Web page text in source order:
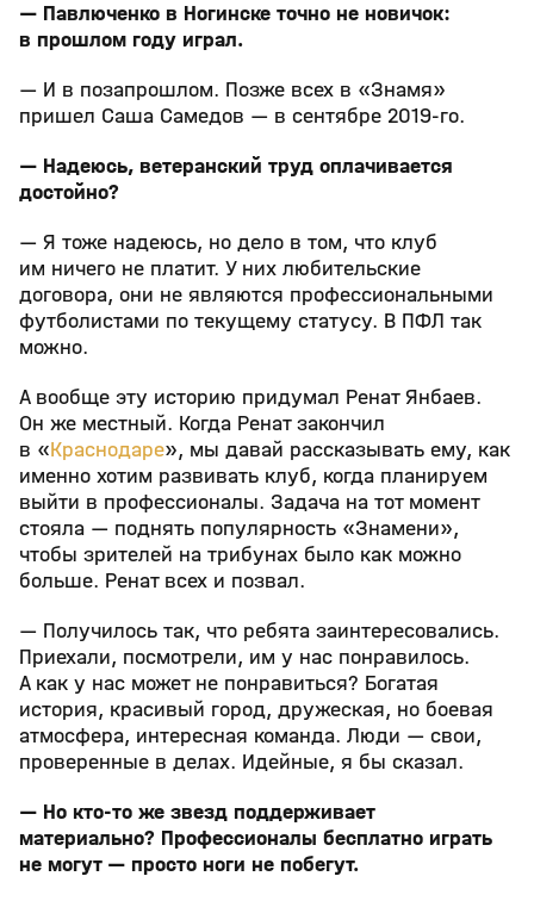
— Павлюченко в Ногинске точно не новичок:
в прошлом году играл.
— И в позапрошлом. Позже всех в «Знамя»
пришел Саша Самедов — в сентябре 2019-го.
— Надеюсь, ветеранский труд оплачивается
достойно?
— Я тоже надеюсь, но дело в том, что клуб
им ничего не платит. У них любительские
договора, они не являются профессиональными
футболистами по текущему статусу. В ПФЛ так
можно.
А вообще эту историю придумал Ренат Янбаев.
Он же местный. Когда Ренат закончил
в «Краснодаре», мы давай рассказывать ему, как
именно хотим развивать клуб, когда планируем
выйти в профессионалы. Задача на тот момент
стояла — поднять популярность «Знамени»,
чтобы зрителей на трибунах было как можно
больше. Ренат всех и позвал.
— Получилось так, что ребята заинтересовались.
Приехали, посмотрели, им у нас понравилось.
А как у нас может не понравиться? Богатая
история, красивый город, дружеская, но боевая
атмосфера, интересная команда. Люди — свои,
проверенные в делах. Идейные, я бы сказал.
— Но кто-то же звезд поддерживает
материально? Профессионалы бесплатно играть
не могут — просто ноги не побегут.